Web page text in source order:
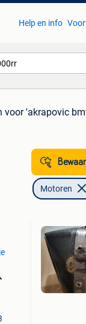
Help en info
voor 'akrapovic
Motoren